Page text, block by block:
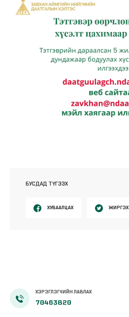
БУСДАД ТҮГЭЭХ
ХУВААЛЦАХ ЖИРГЭХ
ХЭРЭГЛЭГЧИЙН ЛАВЛАХ
70463820